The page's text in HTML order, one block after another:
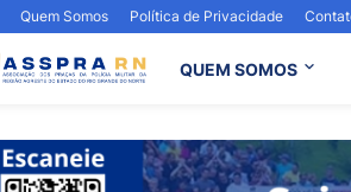
Quem Somos Política de Privacidade
QUEM SOMOS